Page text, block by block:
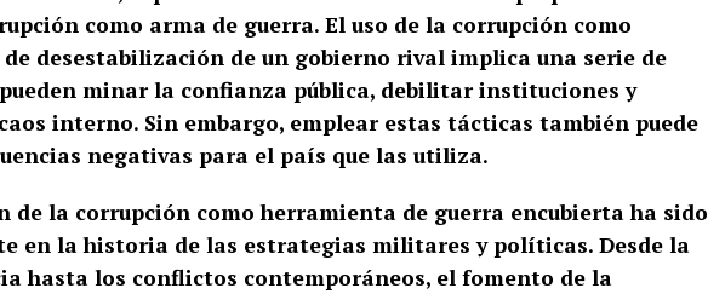
como arma de guerra. El uso de la corrupción como
desestabilización de un gobierno rival implica una serie de
minar la confianza pública, debilitar instituciones y
interno. Sin embargo, emplear estas tácticas también puede
negativas para el país que las utiliza.
de la corrupción como herramienta de guerra encubierta ha sido
en la historia de las estrategias militares y políticas. Desde la
hasta los conflictos contemporáneos, el fomento de la